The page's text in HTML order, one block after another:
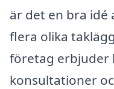
är det en bra
flera olika
företag erbjuder
konsultationer